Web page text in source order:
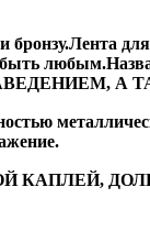
бронзу.Лента
быть
А
КАПЛЕЙ,